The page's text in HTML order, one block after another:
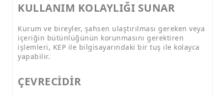
KULLANIM KOLAYLIĞI SUNAR
Kurum ve bireyler, şahsen ulaştırılması gereken veya
içeriğin bütünlüğünün korunmasını gerektiren
işlemleri, KEP ile bilgisayarındaki bir tuş ile kolayca
yapabilir.
ÇEVRECİDİR